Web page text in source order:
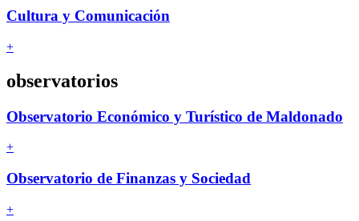
Cultura y Comunicación
+
observatorios
Observatorio Económico y Turístico de Maldonado
+
Observatorio de Finanzas y Sociedad
+